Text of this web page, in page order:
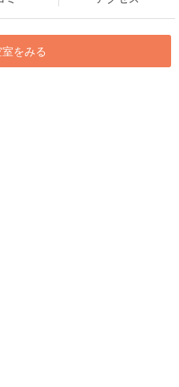
をみる